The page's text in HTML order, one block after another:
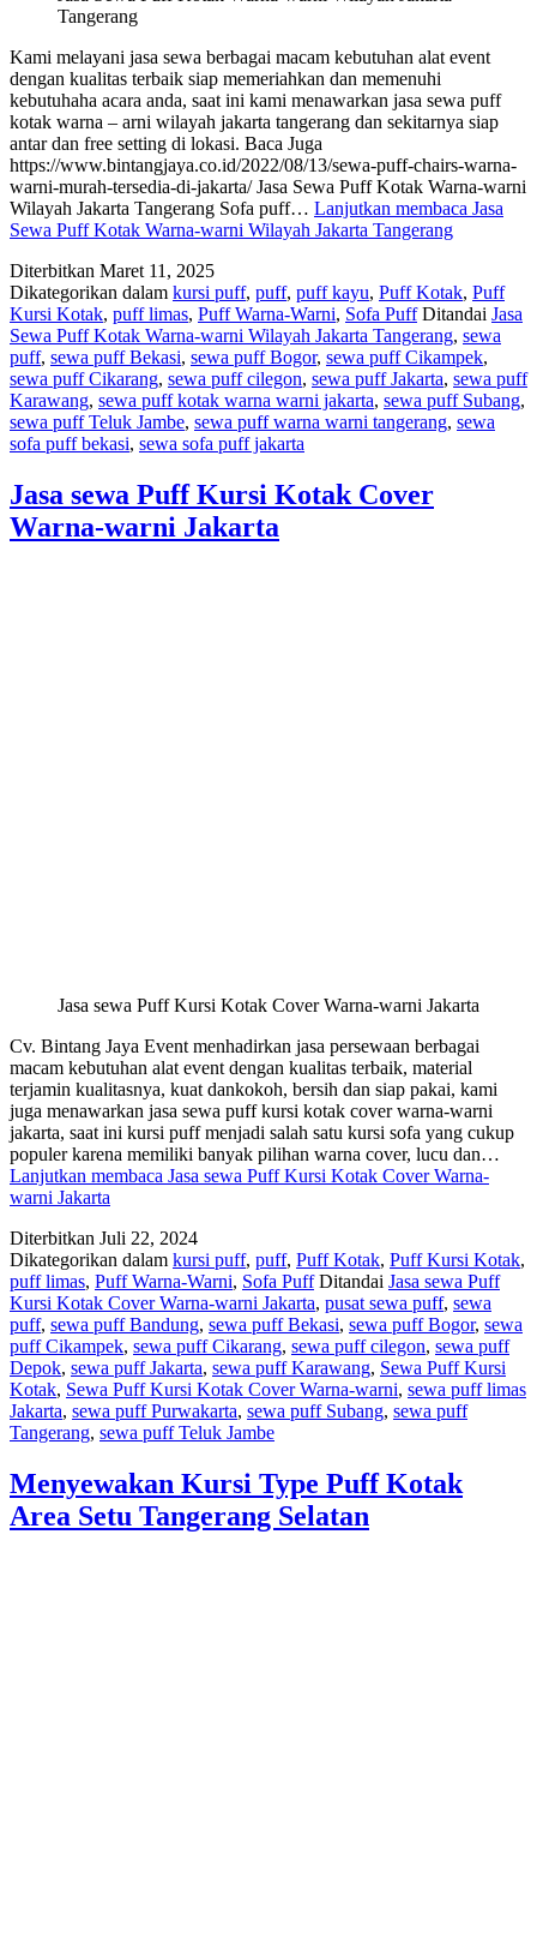
Tangerang
Kami melayani jasa sewa berbagai macam kebutuhan alat event
dengan kualitas terbaik siap memeriahkan dan memenuhi
kebutuhaha acara anda, saat ini kami menawarkan jasa sewa puff
kotak warna – arni wilayah jakarta tangerang dan sekitarnya siap
antar dan free setting di lokasi. Baca Juga
https://www.bintangjaya.co.id/2022/08/13/sewa-puff-chairs-warna-
warni-murah-tersedia-di-jakarta/ Jasa Sewa Puff Kotak Warna-warni
Wilayah Jakarta Tangerang Sofa puff… Lanjutkan membaca Jasa
Sewa Puff Kotak Warna-warni Wilayah Jakarta Tangerang
Diterbitkan Maret 11, 2025
Dikategorikan dalam kursi puff, puff, puff kayu, Puff Kotak, Puff
Kursi Kotak, puff limas, Puff Warna-Warni, Sofa Puff Ditandai Jasa
Sewa Puff Kotak Warna-warni Wilayah Jakarta Tangerang, sewa
puff, sewa puff Bekasi, sewa puff Bogor, sewa puff Cikampek,
sewa puff Cikarang, sewa puff cilegon, sewa puff Jakarta, sewa puff
Karawang, sewa puff kotak warna warni jakarta, sewa puff Subang,
sewa puff Teluk Jambe, sewa puff warna warni tangerang, sewa
sofa puff bekasi, sewa sofa puff jakarta
Jasa sewa Puff Kursi Kotak Cover
Warna-warni Jakarta
Jasa sewa Puff Kursi Kotak Cover Warna-warni Jakarta
Cv. Bintang Jaya Event menhadirkan jasa persewaan berbagai
macam kebutuhan alat event dengan kualitas terbaik, material
terjamin kualitasnya, kuat dankokoh, bersih dan siap pakai, kami
juga menawarkan jasa sewa puff kursi kotak cover warna-warni
jakarta, saat ini kursi puff menjadi salah satu kursi sofa yang cukup
populer karena memiliki banyak pilihan warna cover, lucu dan…
Lanjutkan membaca Jasa sewa Puff Kursi Kotak Cover Warna-
warni Jakarta
Diterbitkan Juli 22, 2024
Dikategorikan dalam kursi puff, puff, Puff Kotak, Puff Kursi Kotak,
puff limas, Puff Warna-Warni, Sofa Puff Ditandai Jasa sewa Puff
Kursi Kotak Cover Warna-warni Jakarta, pusat sewa puff, sewa
puff, sewa puff Bandung, sewa puff Bekasi, sewa puff Bogor, sewa
puff Cikampek, sewa puff Cikarang, sewa puff cilegon, sewa puff
Depok, sewa puff Jakarta, sewa puff Karawang, Sewa Puff Kursi
Kotak, Sewa Puff Kursi Kotak Cover Warna-warni, sewa puff limas
Jakarta, sewa puff Purwakarta, sewa puff Subang, sewa puff
Tangerang, sewa puff Teluk Jambe
Menyewakan Kursi Type Puff Kotak
Area Setu Tangerang Selatan